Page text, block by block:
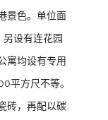
景色。单位面
设有连花园
寓均设有专用
平方尺不等。
砖，再配以碳